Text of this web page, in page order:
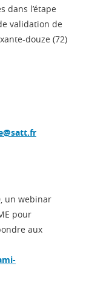
dans l’étape
validation de
douze (72)
un webinar
pour
aux